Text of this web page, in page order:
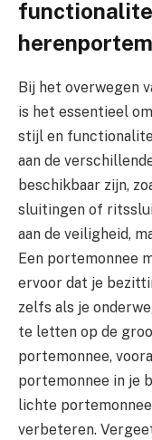
Bij het overwegen
is het essentieel
stijl en
aan de
beschikbaar zijn,
sluitingen of
aan de veiligheid,
Een portemonnee
ervoor dat je
zelfs als je
te letten op de
portemonnee,
portemonnee in je
lichte
verbeteren.